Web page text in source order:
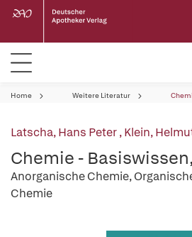
Home Weitere Literatur
Latscha, Hans Peter,Klein,
Chemie -
Anorganische Chemie,
Chemie